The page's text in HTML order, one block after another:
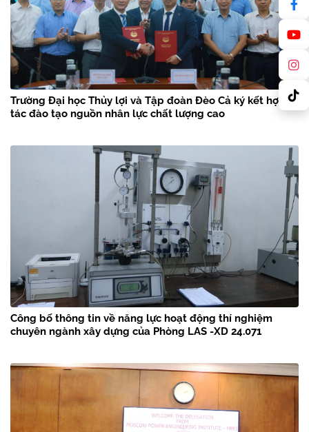
Trường Đại học Thủy lợi và Tập đoàn Đèo Cả ký kết hợp
tác đào tạo nguồn nhân lực chất lượng cao
Công bố thông tin về năng lực hoạt động thí nghiệm
chuyên ngành xây dựng của Phòng LAS -XD 24.071